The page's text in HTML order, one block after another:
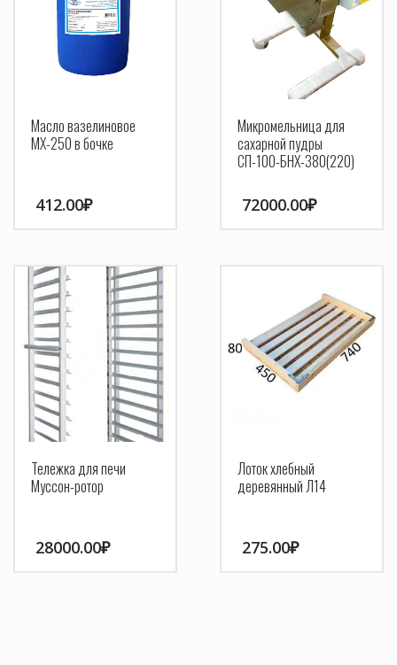
Масло вазелиновое
МХ-250 в бочке
412.00₽
Микромельница для
сахарной пудры
СП-100-БНХ-380(220)
72000.00₽
Тележка для печи
Муссон-ротор
28000.00₽
Лоток хлебный
деревянный Л14
275.00₽